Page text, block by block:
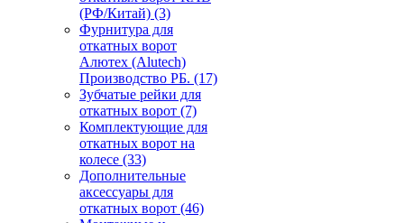
(РФ/Китай) (3)
Фурнитура для
откатных ворот
Алютех (Alutech)
Производство РБ. (17)
Зубчатые рейки для
откатных ворот (7)
Комплектующие для
откатных ворот на
колесе (33)
Дополнительные
аксессуары для
откатных ворот (46)